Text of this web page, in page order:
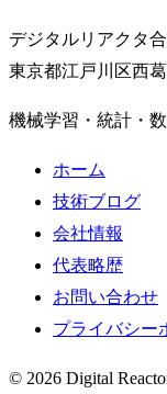
デジタルリアクタ
東京都江戸川区西
機械学習・統計・
ホーム
技術ブログ
会社情報
代表略歴
お問い合わせ
プライバシー
© 2026 Digital